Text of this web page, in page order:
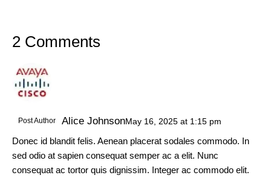
2 Comments
Post Author Alice JohnsonMay 16, 2025 at 1:15 pm
Donec id blandit felis. Aenean placerat sodales commodo. In
sed odio at sapien consequat semper ac a elit. Nunc
consequat ac tortor quis dignissim. Integer ac commodo elit.